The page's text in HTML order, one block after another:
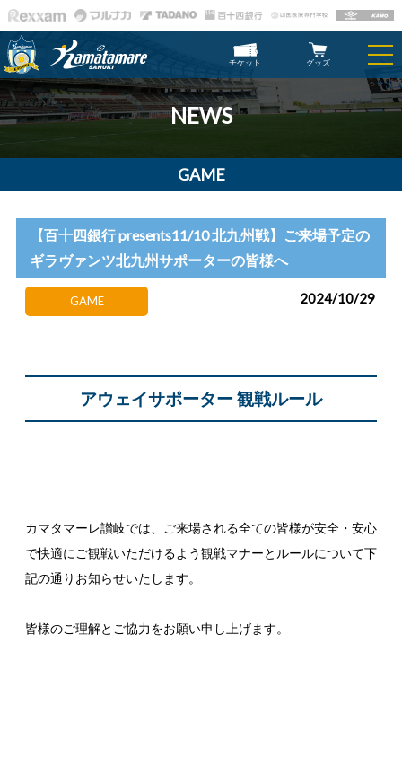
チケット グッズ
NEWS
GAME
【百十四銀行 presents11/10 北九州戦】ご来場予定の
ギラヴァンツ北九州サポーターの皆様へ
GAME 2024/10/29
アウェイサポーター 観戦ルール
カマタマーレ讃岐では、ご来場される全ての皆様が安全・安心
で快適にご観戦いただけるよう観戦マナーとルールについて下
記の通りお知らせいたします。
皆様のご理解とご協力をお願い申し上げます。